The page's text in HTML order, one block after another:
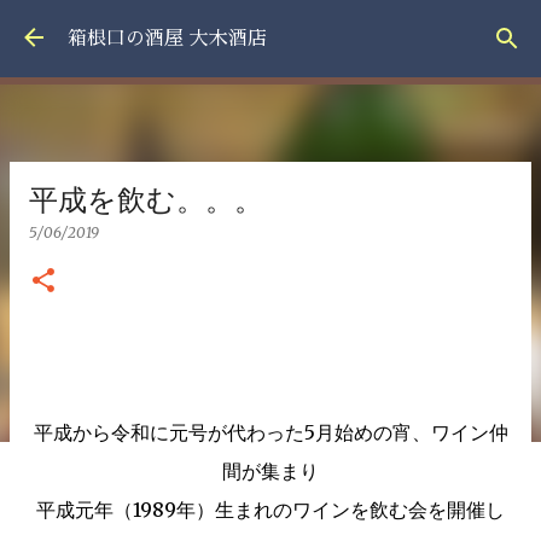
スキップしてメイン コンテンツに移動
箱根口の酒屋 大木酒店
平成を飲む。。。
5/06/2019
平成から令和に元号が代わった5月始めの宵、ワイン仲
間が集まり
平成元年（1989年）生まれのワインを飲む会を開催し